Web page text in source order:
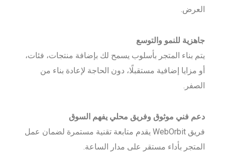
العرض.
جاهزية للنمو والتوسع
يتم بناء المتجر بأسلوب يسمح لك بإضافة منتجات، فئات،
أو مزايا إضافية مستقبلًا، دون الحاجة لإعادة بناء من
الصفر.
دعم فني موثوق وفريق محلي يفهم السوق
فريق WebOrbit يقدم متابعة تقنية مستمرة لضمان عمل
المتجر بأداء مستقر على مدار الساعة.